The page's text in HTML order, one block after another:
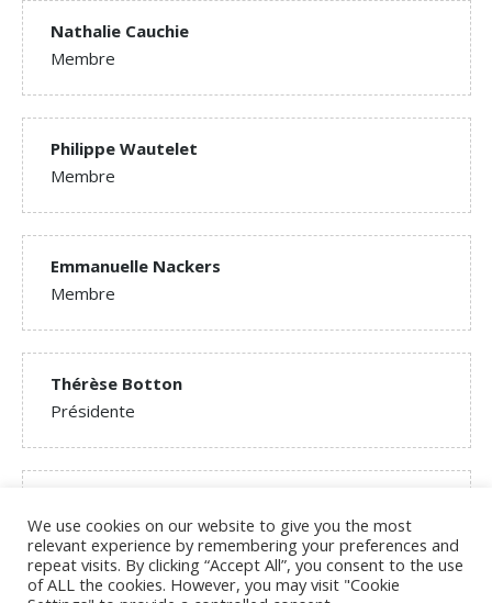
Nathalie Cauchie
Membre
Philippe Wautelet
Membre
Emmanuelle Nackers
Membre
Thérèse Botton
Présidente
Trésorier
We use cookies on our website to give you the most
relevant experience by remembering your preferences and
repeat visits. By clicking “Accept All”, you consent to the use
of ALL the cookies. However, you may visit "Cookie